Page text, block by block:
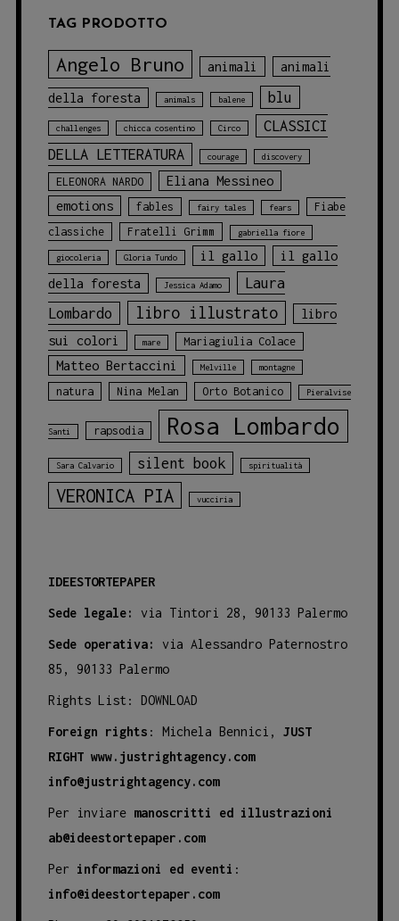
TAG PRODOTTO
Angelo Bruno animali animali
della foresta animals balene blu
challenges chicca cosentino Circo
CLASSICI
DELLA LETTERATURA
courage discovery
ELEONORA NARDO
Eliana Messineo
emotions
fables fairy tales fears
Fiabe
classiche
Fratelli Grimm gabriella fiore
giocoleria Gloria Tundo il gallo
il gallo
della foresta
Jessica Adamo
Laura
Lombardo
libro illustrato
libro
sui colori
mare Mariagiulia Colace
Matteo Bertaccini Melville montagne
natura Nina Melan Orto Botanico Pieralvise
Santi rapsodia Rosa Lombardo
Sara Calvario silent book spiritualità
VERONICA PIA vucciria
IDEESTORTEPAPER
Sede legale: via Tintori 28, 90133 Palermo
Sede operativa:
via Alessandro Paternostro
85, 90133 Palermo
Rights List: DOWNLOAD
Foreign rights : Michela Bennici, JUST
RIGHT www.justrightagency.com
info@justrightagency.com
Per inviare manoscritti ed illustrazioni
ab@ideestortepaper.com
Per informazioni ed eventi :
info@ideestortepaper.com